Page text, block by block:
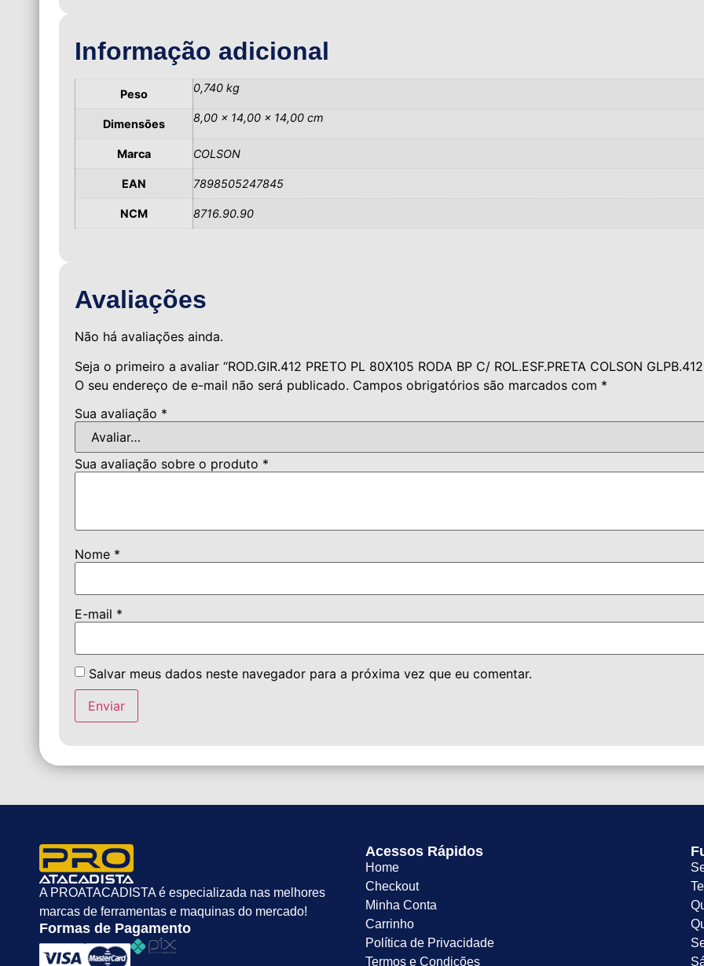
Informação adicional
Peso 0,740 kg
Dimensões 8,00 × 14,00 × 14,00 cm
Marca COLSON
EAN 7898505247845
NCM 8716.90.90
Avaliações
Não há avaliações ainda.
Seja o primeiro a avaliar “ROD.GIR.412 PRETO PL 80X105 RODA BP C/ ROL.ESF.PRETA COLSON
O seu endereço de e-mail não será publicado. Campos obrigatórios são marcados com *
Sua avaliação *
Sua avaliação sobre o produto *
Nome *
E-mail *
Salvar meus dados neste navegador para a próxima vez que eu comentar.
A PROATACADISTA é especializada nas melhores
marcas de ferramentas e maquinas do mercado!
Formas de Pagamento
Acessos Rápidos
Home
Checkout
Minha Conta
Carrinho
Política de Privacidade
Termos e Condições